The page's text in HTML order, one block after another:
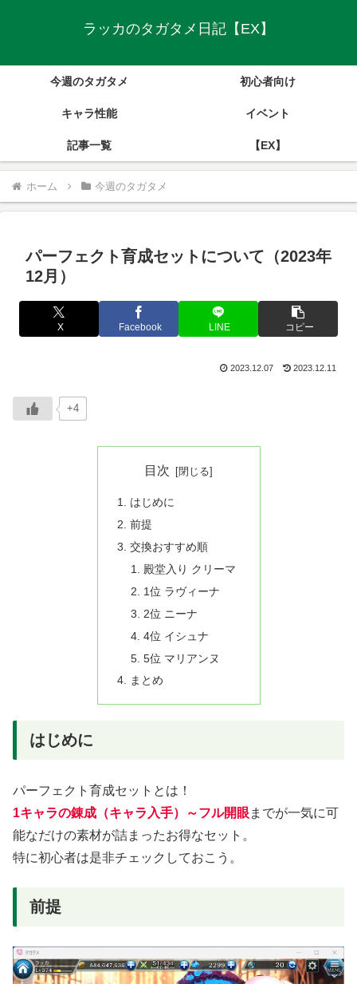
ラッカのタガタメ日記【EX】
今週のタガタメ 初心者向け
キャラ性能 イベント
記事一覧 【EX】
ホーム 今週のタガタメ
パーフェクト育成セットについて（2023年
12月）
X Facebook LINE コピー
2023.12.07 2023.12.11
+4
目次
はじめに
前提
交換おすすめ順
殿堂入り クリーマ
1位 ラヴィーナ
2位 ニーナ
4位 イシュナ
5位 マリアンヌ
まとめ
はじめに
パーフェクト育成セットとは！
1キャラの錬成（キャラ入手）～フル開眼までが一気に可
能なだけの素材が詰まったお得なセット。
特に初心者は是非チェックしておこう。
前提